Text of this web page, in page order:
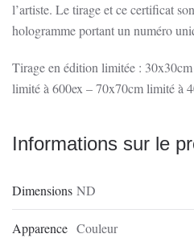
l’artiste. Le tirage et ce certificat
hologramme portant un numéro
Tirage en édition limitée :
limité à 600ex – 70x70cm limité à
Informations sur le
Dimensions ND
Apparence Couleur